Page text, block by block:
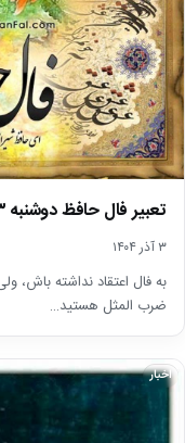
تعبیر فال حافظ دوشنبه ۳ آذر ۱۴۰۴
۳ آذر ۱۴۰۴
به فال اعتقاد نداشته باش،
ضرب المثل هستید…
اخبار